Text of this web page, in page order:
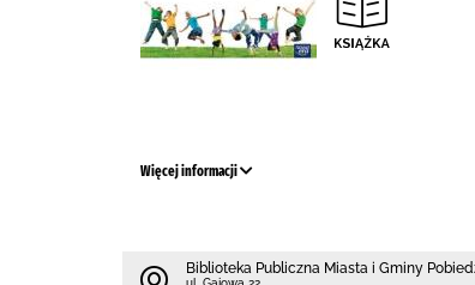
Więcej informacji
Biblioteka Publiczna Miasta i Gminy